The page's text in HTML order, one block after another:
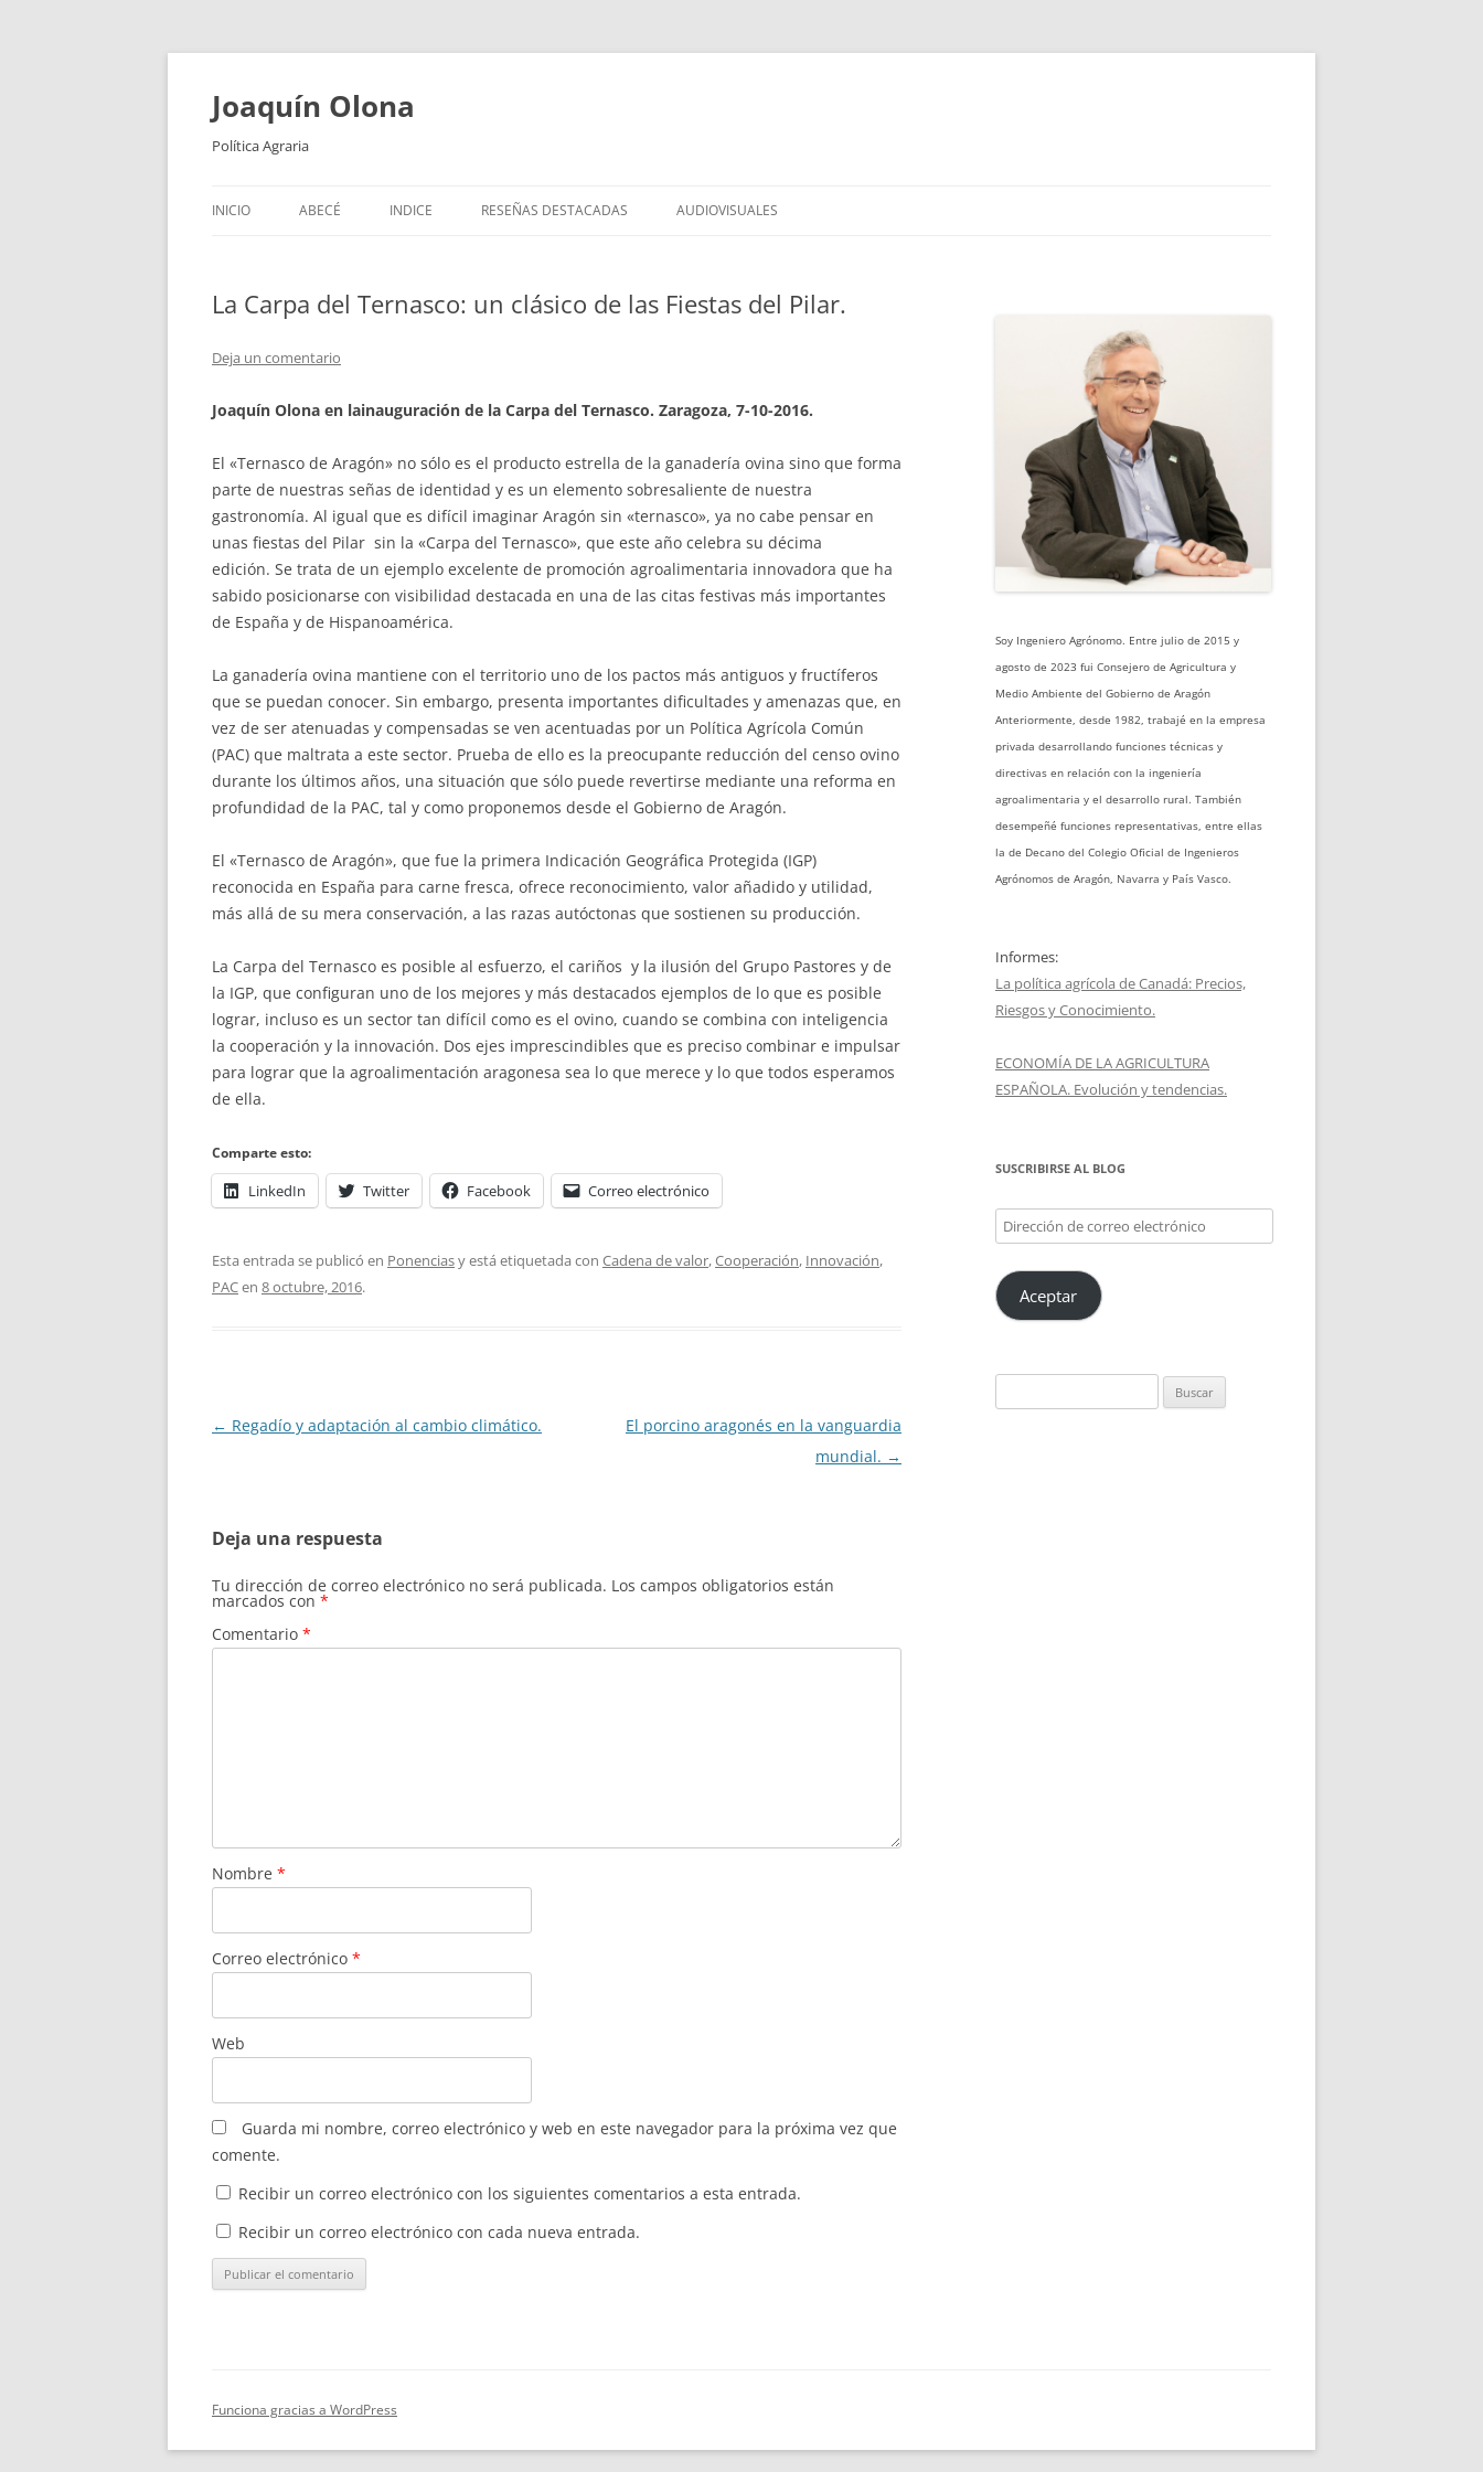
Joaquín Olona
Política Agraria
al
INICIO ABECÉ INDICE RESEÑAS DESTACADAS AUDIOVISUALES
La Carpa del Ternasco: un clásico de las Fiestas del Pilar.
Deja un comentario
Joaquín Olona en lainauguración de la Carpa del Ternasco. Zaragoza, 7-10-2016.
El «Ternasco de Aragón» no sólo es el producto estrella de la ganadería ovina sino que forma
parte de nuestras señas de identidad y es un elemento sobresaliente de nuestra
gastronomía. Al igual que es difícil imaginar Aragón sin «ternasco», ya no cabe pensar en
unas fiestas del Pilar sin la «Carpa del Ternasco», que este año celebra su décima
edición. Se trata de un ejemplo excelente de promoción agroalimentaria innovadora que ha
sabido posicionarse con visibilidad destacada en una de las citas festivas más importantes
de España y de Hispanoamérica.
La ganadería ovina mantiene con el territorio uno de los pactos más antiguos y fructíferos
que se puedan conocer. Sin embargo, presenta importantes dificultades y amenazas que, en
vez de ser atenuadas y compensadas se ven acentuadas por un Política Agrícola Común
(PAC) que maltrata a este sector. Prueba de ello es la preocupante reducción del censo ovino
durante los últimos años, una situación que sólo puede revertirse mediante una reforma en
profundidad de la PAC, tal y como proponemos desde el Gobierno de Aragón.
El «Ternasco de Aragón», que fue la primera Indicación Geográfica Protegida (IGP)
reconocida en España para carne fresca, ofrece reconocimiento, valor añadido y utilidad,
más allá de su mera conservación, a las razas autóctonas que sostienen su producción.
La Carpa del Ternasco es posible al esfuerzo, el cariños y la ilusión del Grupo Pastores y de
la IGP, que configuran uno de los mejores y más destacados ejemplos de lo que es posible
lograr, incluso es un sector tan difícil como es el ovino, cuando se combina con inteligencia
la cooperación y la innovación. Dos ejes imprescindibles que es preciso combinar e impulsar
para lograr que la agroalimentación aragonesa sea lo que merece y lo que todos esperamos
de ella.
Comparte esto:
LinkedIn Twitter Facebook Correo electrónico
Esta entrada se publicó en Ponenciasy está etiquetada con Cadena de valor,Cooperación, Innovación,
PACen 8 octubre, 2016.
Navegación
← Regadío y adaptación al cambio climático.
El porcino aragonés en la vanguardia
mundial. →
Deja una respuesta
Tu dirección de correo electrónico no será publicada. Los campos obligatorios están
marcados con *
Comentario *
Nombre *
Correo electrónico *
Web
Guarda mi nombre, correo electrónico y web en este navegador para la próxima vez que
comente.
Recibir un correo electrónico con los siguientes comentarios a esta entrada.
Recibir un correo electrónico con cada nueva entrada.
Soy Ingeniero Agrónomo. Entre julio de 2015 y
agosto de 2023 fui Consejero de Agricultura y
Medio Ambiente del Gobierno de Aragón
Anteriormente, desde 1982, trabajé en la empresa
privada desarrollando funciones técnicas y
directivas en relación con la ingeniería
agroalimentaria y el desarrollo rural. También
desempeñé funciones representativas, entre ellas
la de Decano del Colegio Oficial de Ingenieros
Agrónomos de Aragón, Navarra y País Vasco.
Informes:
La política agrícola de Canadá: Precios,
Riesgos y Conocimiento.
ECONOMÍA DE LA AGRICULTURA
ESPAÑOLA. Evolución y tendencias.
SUSCRIBIRSE AL BLOG
Dirección
de
correo
electrónico
Aceptar
Funciona gracias a WordPress